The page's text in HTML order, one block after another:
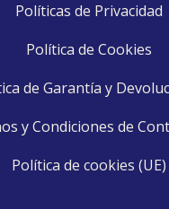
Políticas de Privacidad
Política de Cookies
de Garantía y
y Condiciones de
Política de cookies (UE)